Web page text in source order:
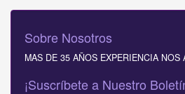
Sobre Nosotros
MAS DE 35 AÑOS EXPERIENCIA NOS
¡Suscríbete a Nuestro